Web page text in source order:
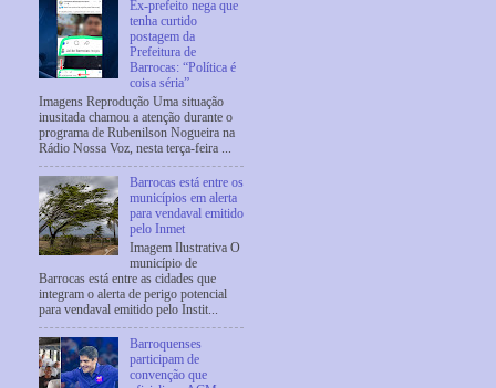
Ex-prefeito nega que
tenha curtido
postagem da
Prefeitura de
Barrocas: “Política é
coisa séria”
Imagens Reprodução Uma situação
inusitada chamou a atenção durante o
programa de Rubenilson Nogueira na
Rádio Nossa Voz, nesta terça-feira ...
Barrocas está entre os
municípios em alerta
para vendaval emitido
pelo Inmet
Imagem Ilustrativa O
município de
Barrocas está entre as cidades que
integram o alerta de perigo potencial
para vendaval emitido pelo Instit...
Barroquenses
participam de
convenção que